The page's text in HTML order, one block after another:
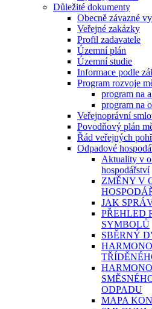
Důležité dokumenty
Obecně závazné
Veřejné zakázky
Profil zadavatele
Územní plán
Územní studie
Informace podle
Program rozvoje
program na
program na
Veřejnoprávní
Povodňový plán
Řád veřejných
Odpadové
Aktuality v
hospodářství
ZMĚNY V
JAK
PŘEHLED
SYMBOLŮ
SBĚRNÝ
ODPADU
MAPA